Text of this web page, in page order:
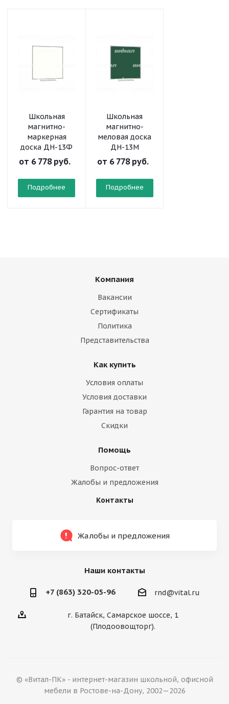
Школьная
магнитно-
маркерная
доска ДН-13Ф
от 6 778 руб.
Подробнее
Школьная
магнитно-
меловая доска
ДН-13М
от 6 778 руб.
Подробнее
Компания
Вакансии
Сертификаты
Политика
Представительства
Как купить
Условия оплаты
Условия доставки
Гарантия на товар
Скидки
Помощь
Вопрос-ответ
Жалобы и предложения
Контакты
Жалобы и предложения
Наши контакты
+7 (863) 320-05-96 rnd@vital.ru
г. Батайск, Самарское шоссе, 1
(Плодоовощторг).
© «Витал-ПК» - интернет-магазин школьной, офисной
мебели в Ростове-на-Дону, 2002—2026